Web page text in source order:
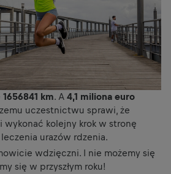
1656841 km. A 4,1 miliona euro
uczestnictwu sprawi, że
kolejny krok w stronę
urazów rdzenia.
wdzięczni. I nie możemy się
się w przyszłym roku!